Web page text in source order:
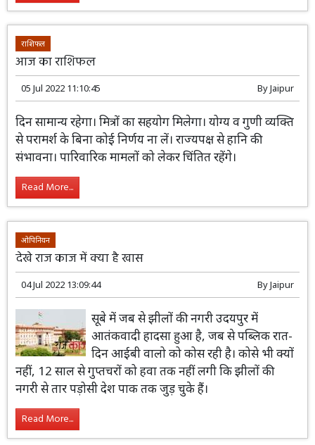
Read More...
राशिफल
आज का राशिफल
05 Jul 2022 11:10:45 ByJaipur
दिन सामान्य रहेगा। मित्रों का सहयोग मिलेगा।
योग्य व गुणी व्यक्ति से परामर्श के बिना कोई
पारिवारिक मामलों को लेकर चिंतित रहेंगे।
Read More...
ओपिनियन
देखे राज काज में क्या है खास
04 Jul 2022 13:09:44 By
सूबे में जब से झीलों की नगरी उदयपुर में
आतंकवादी हादसा हुआ है, जब से पब्लिक रात-
दिन आईबी वालो को कोस रही है। कोसे भी क्यों
नहीं, 12 साल से गुप्तचरों को हवा तक नहीं लगी कि झीलों की
नगरी से तार पड़ोसी देश पाक तक जुड़ चुके हैं।